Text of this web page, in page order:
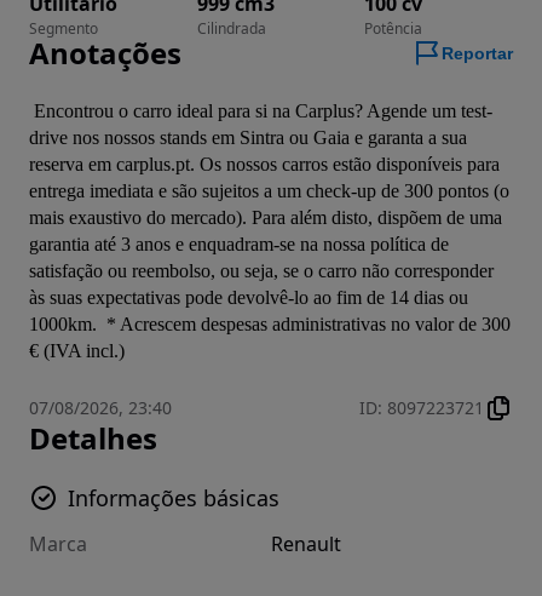
Segmento Cilindrada Potência
Anotações Reportar
drive nos nossos stands em Sintra ou Gaia e garanta a sua
reserva em carplus.pt. Os nossos carros estão disponíveis para
entrega imediata e são sujeitos a um check-up de 300 pontos (o
mais exaustivo do mercado). Para além disto, dispõem de uma
garantia até 3 anos e enquadram-se na nossa política de
satisfação ou reembolso, ou seja, se o carro não corresponder
às suas expectativas pode devolvê-lo ao fim de 14 dias ou
1000km.  * Acrescem despesas administrativas no valor de 300
€ (IVA incl.)
07/08/2026, 23:40 ID: 8097223721
Detalhes
Informações básicas
Marca Renault